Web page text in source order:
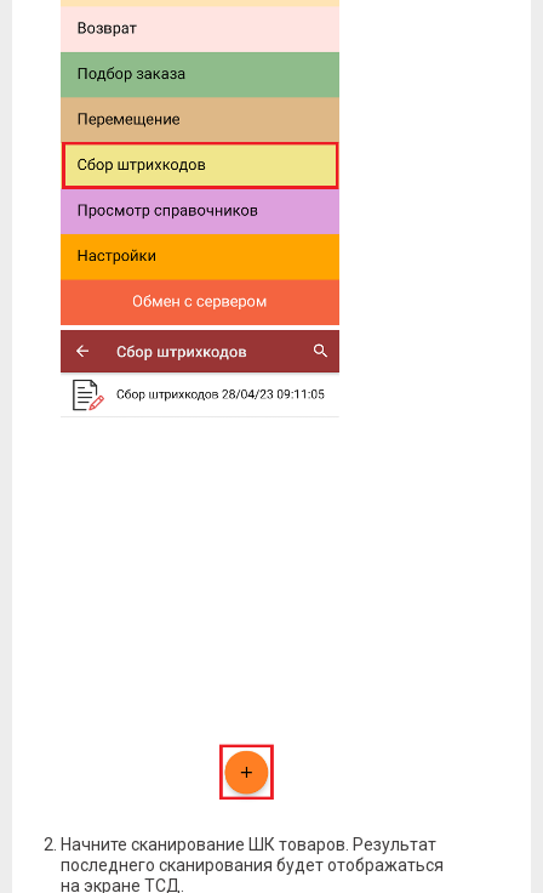
Начните сканирование ШК товаров. Результат
последнего сканирования будет отображаться
на экране ТСД.